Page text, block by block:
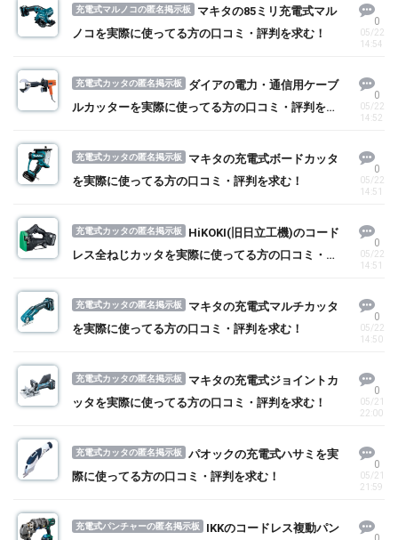
充電式マルノコの匿名掲示板
マキタの85ミリ充電式マル
ノコを実際に使ってる方の口コミ・評判を求む！
0
05/22
14:54
充電式カッタの匿名掲示板
ダイアの電力・通信用ケーブ
ルカッターを実際に使ってる方の口コミ・評判を求
0
05/22
14:52
充電式カッタの匿名掲示板
マキタの充電式ボードカッタ
を実際に使ってる方の口コミ・評判を求む！
0
05/22
14:51
充電式カッタの匿名掲示板
HiKOKI(旧日立工機)のコード
レス全ねじカッタを実際に使ってる方の口コミ・評
0
05/22
14:51
充電式カッタの匿名掲示板
マキタの充電式マルチカッタ
を実際に使ってる方の口コミ・評判を求む！
0
05/22
14:50
充電式カッタの匿名掲示板
マキタの充電式ジョイントカ
ッタを実際に使ってる方の口コミ・評判を求む！
0
05/21
22:00
充電式カッタの匿名掲示板
パオックの充電式ハサミを実
際に使ってる方の口コミ・評判を求む！
0
05/21
21:59
充電式パンチャーの匿名掲示板
IKKのコードレス複動パン